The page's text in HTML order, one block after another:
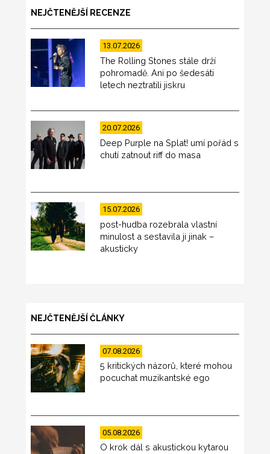
NEJČTENĚJŠÍ RECENZE
13.07.2026
The Rolling Stones stále drží
pohromadě. Ani po šedesáti
letech neztratili jiskru
20.07.2026
Deep Purple na Splat! umí pořád s
chutí zatnout riff do masa
15.07.2026
post-hudba rozebrala vlastní
minulost a sestavila ji jinak –
akusticky
NEJČTENĚJŠÍ ČLÁNKY
07.08.2026
5 kritických názorů, které mohou
pocuchat muzikantské ego
05.08.2026
O krok dál s akustickou kytarou